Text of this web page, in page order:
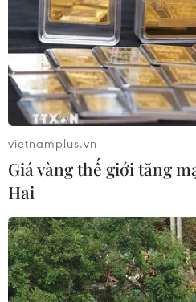
Máy bay chở khách nội địa
của Nga hoàn tất chuyến
nghiệm
04/08/2026 01:25
Bí mật sau những chung cư
niên hạn ở Pháp
04/08/2026 01:03
Ukraine tiếp tục dội
vietnamplus.vn
Giá vàng thế giới tăng
Hai